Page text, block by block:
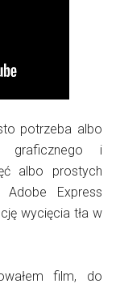
potrzeba albo
graficznego i
albo prostych
Adobe Express
wycięcia tła w
film, do